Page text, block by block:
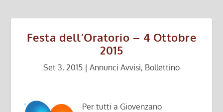
Festa dell’Oratorio – 4 Ottobre
2015
Set 3, 2015 | Annunci Avvisi, Bollettino
Per tutti a Giovenzano